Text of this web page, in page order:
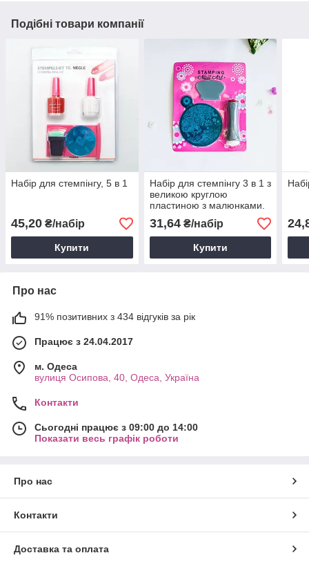
Подібні товари компанії
Набір для стемпінгу, 5 в 1
45,20 ₴/набір
Купити
Набір для стемпінгу 3 в 1 з
великою круглою
пластиною з малюнками.
31,64₴/набір
Купити
Про нас
91% позитивних з 434 відгуків за рік
Працює з 24.04.2017
м. Одеса
вулиця Осипова, 40, Одеса, Україна
Контакти
Сьогодні працює з 09:00 до 14:00
Показати весь графік роботи
Про нас
Контакти
Доставка та оплата